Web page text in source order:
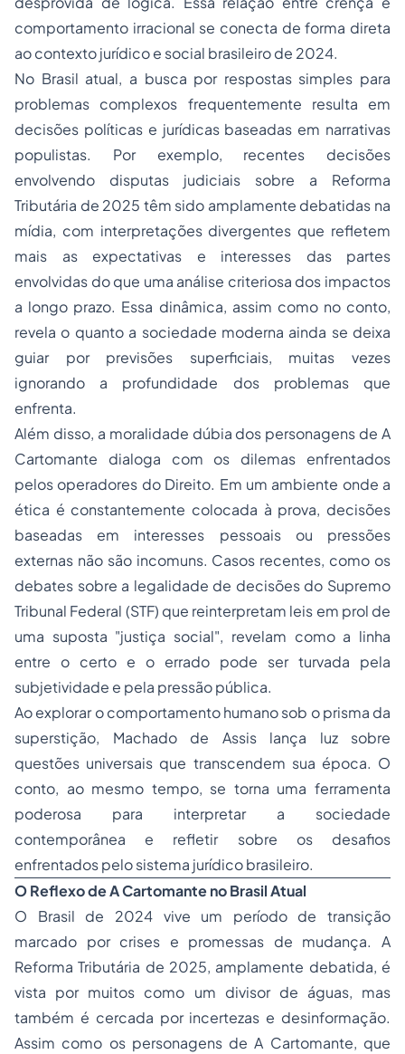
comportamento irracional se conecta de forma direta
ao contexto jurídico e social brasileiro de 2024.
No Brasil atual, a busca por respostas simples para
problemas complexos frequentemente resulta em
decisões políticas e jurídicas baseadas em narrativas
populistas. Por exemplo, recentes decisões
envolvendo disputas judiciais sobre a Reforma
Tributária de 2025 têm sido amplamente debatidas na
mídia, com interpretações divergentes que refletem
mais as expectativas e interesses das partes
envolvidas do que uma análise criteriosa dos impactos
a longo prazo. Essa dinâmica, assim como no conto,
revela o quanto a sociedade moderna ainda se deixa
guiar por previsões superficiais, muitas vezes
ignorando a profundidade dos problemas que
enfrenta.
Além disso, a moralidade dúbia dos personagens de A
Cartomante dialoga com os dilemas enfrentados
pelos operadores do Direito. Em um ambiente onde a
ética é constantemente colocada à prova, decisões
baseadas em interesses pessoais ou pressões
externas não são incomuns. Casos recentes, como os
debates sobre a legalidade de decisões do Supremo
Tribunal Federal (STF) que reinterpretam leis em prol de
uma suposta "justiça social", revelam como a linha
entre o certo e o errado pode ser turvada pela
subjetividade e pela pressão pública.
Ao explorar o comportamento humano sob o prisma da
superstição, Machado de Assis lança luz sobre
questões universais que transcendem sua época. O
conto, ao mesmo tempo, se torna uma ferramenta
poderosa para interpretar a sociedade
contemporânea e refletir sobre os desafios
enfrentados pelo sistema jurídico brasileiro.
O Reflexo deA Cartomanteno Brasil Atual
O Brasil de 2024 vive um período de transição
marcado por crises e promessas de mudança. A
Reforma Tributária de 2025, amplamente debatida, é
vista por muitos como um divisor de águas, mas
também é cercada por incertezas e desinformação.
Assim como os personagens deA Cartomante, que